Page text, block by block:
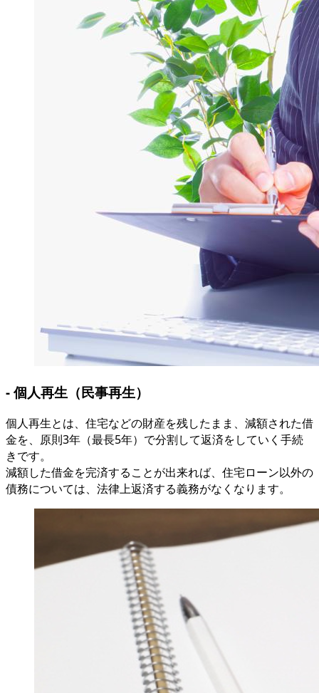
- 個人再生（民事再生）
個人再生とは、住宅などの財産を残したまま、減額された借
金を、原則3年（最長5年）で分割して返済をしていく手続
きです。
減額した借金を完済することが出来れば、住宅ローン以外の
債務については、法律上返済する義務がなくなります。